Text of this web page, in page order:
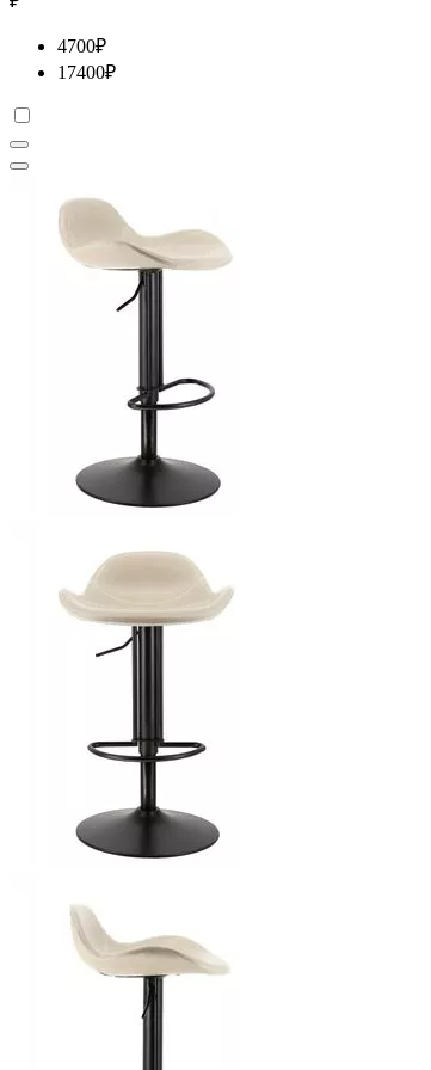
4700₽
17400₽